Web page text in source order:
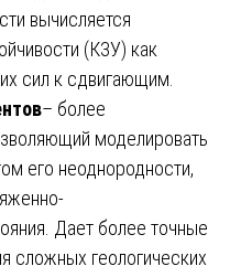
вычисляется
(КЗУ) как
сил к сдвигающим.
– более
моделировать
его неоднородности,
Дает более точные
сложных геологических